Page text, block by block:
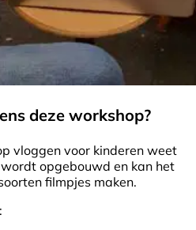
deze workshop?
vloggen voor kinderen weet
opgebouwd en kan het
filmpjes maken.